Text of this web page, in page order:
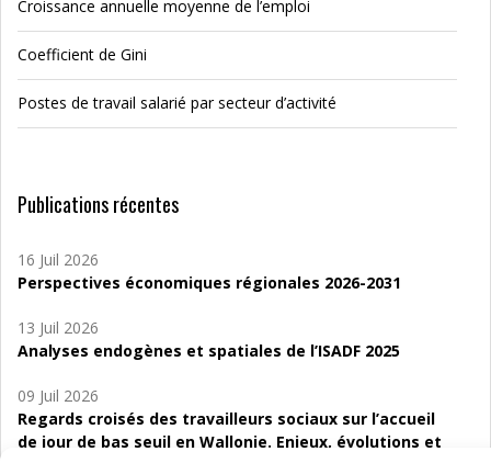
Croissance annuelle moyenne de l’emploi
Coefficient de Gini
Postes de travail salarié par secteur d’activité
Publications récentes
16 Juil 2026
Perspectives économiques régionales 2026-2031
13 Juil 2026
Analyses endogènes et spatiales de l’ISADF 2025
09 Juil 2026
Regards croisés des travailleurs sociaux sur l’accueil
de jour de bas seuil en Wallonie. Enjeux, évolutions et